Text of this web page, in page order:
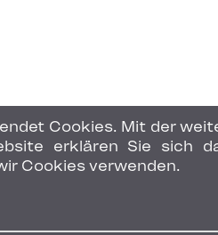
Cookies. Mit der
erklären Sie sich
Cookies verwenden.